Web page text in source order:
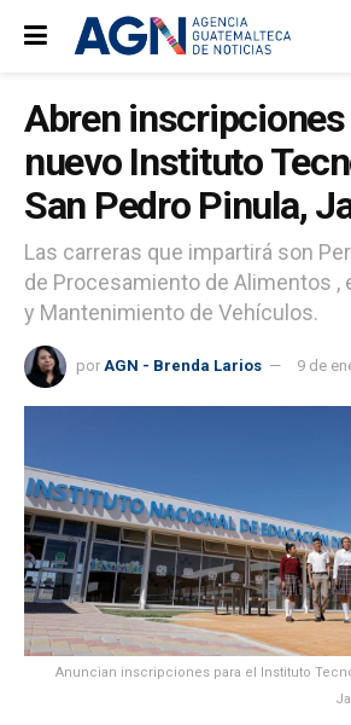
Abren inscripciones
nuevo Instituto
San Pedro Pinula,
Las carreras que impartirá son
de Procesamiento de Alimentos ,
y Mantenimiento de Vehículos.
por AGN - Brenda Larios 9 de
Anuncian inscripciones para el Instituto